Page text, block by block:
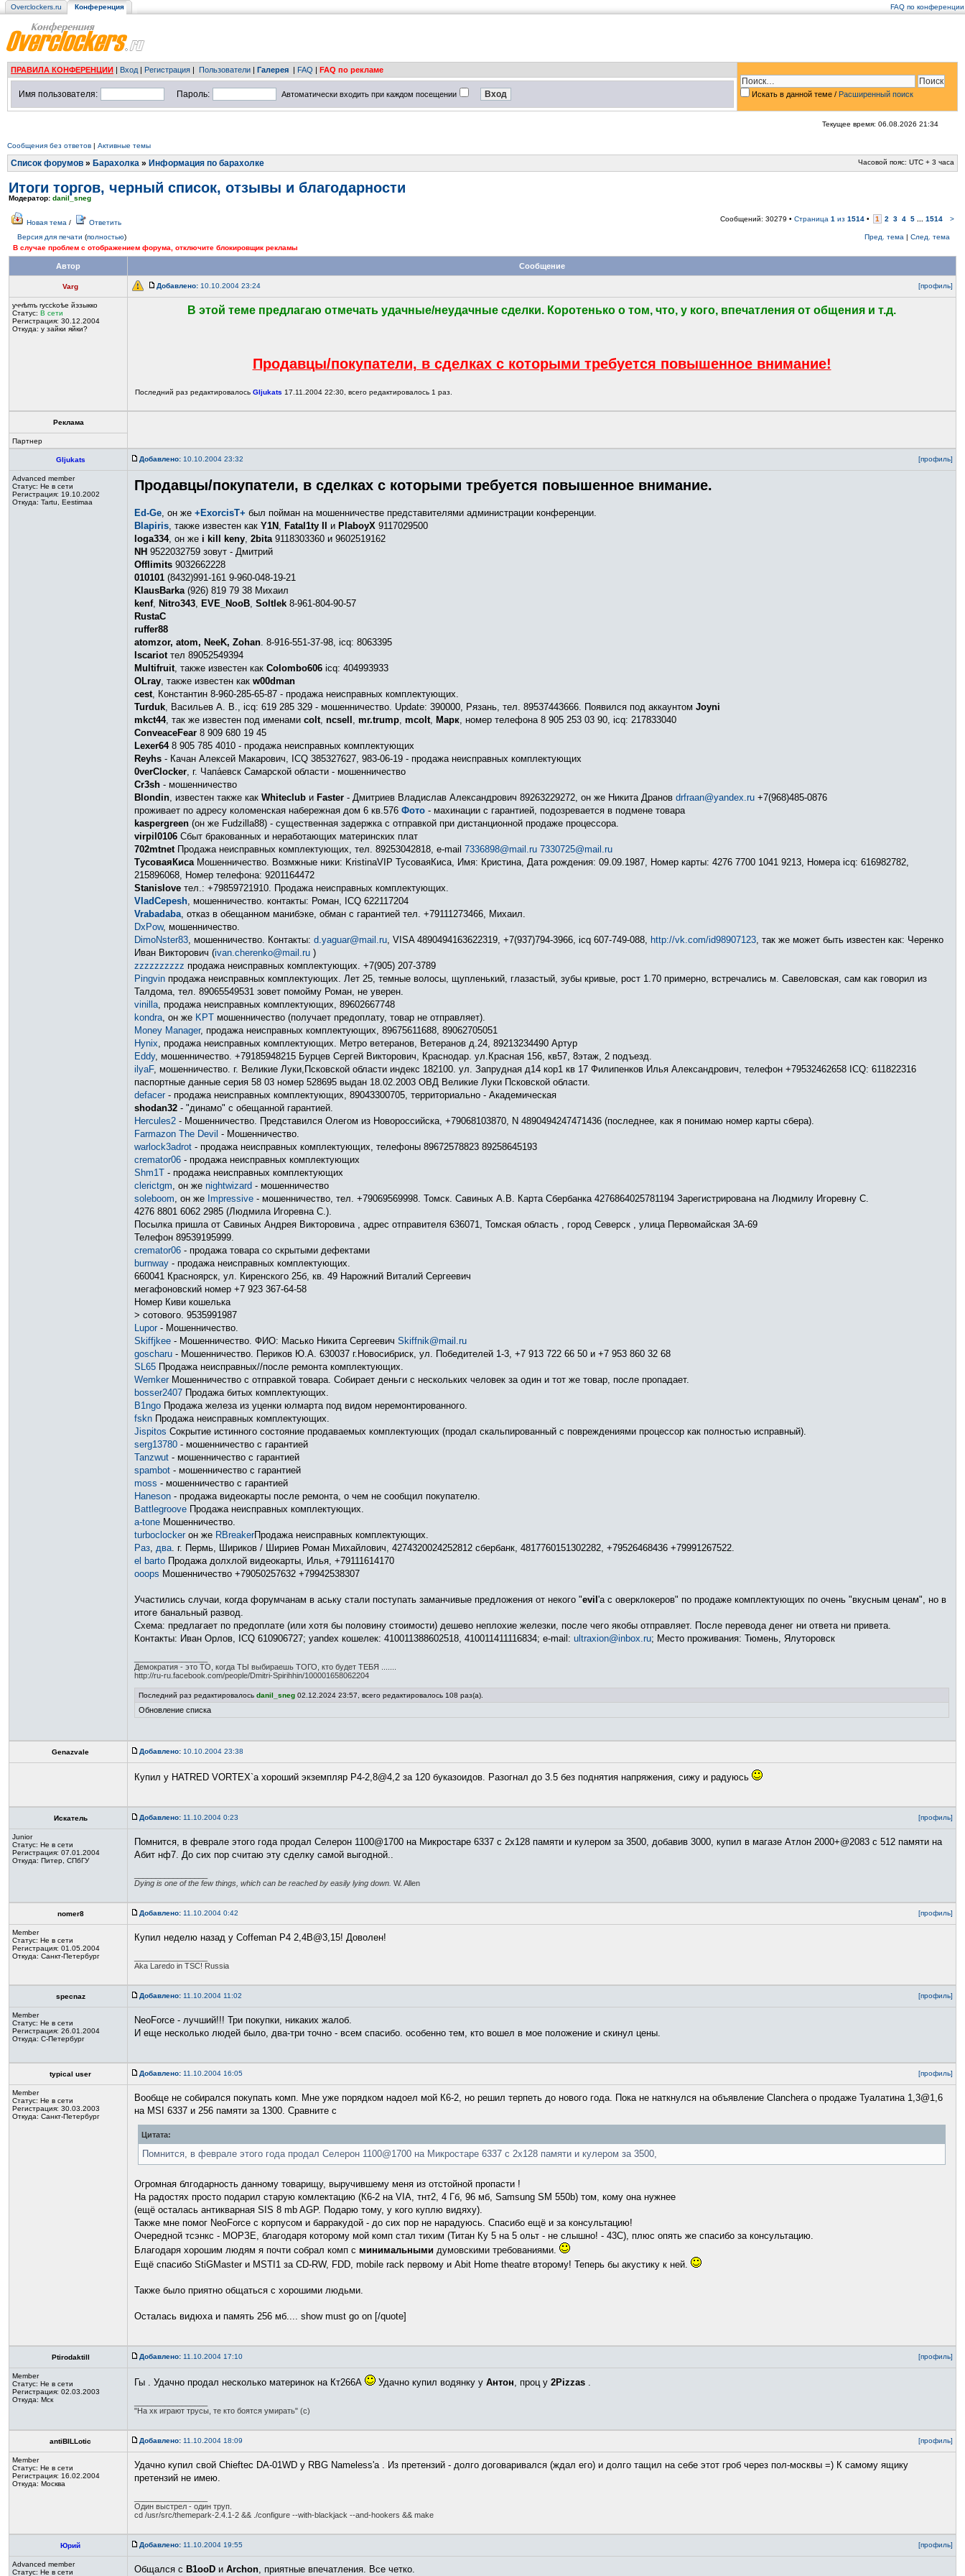
Overclockers.ru Конференция FAQ по конференции
ПРАВИЛА КОНФЕРЕНЦИИ | Вход | Регистрация | Пользователи | Галерея | FAQ | FAQ по рекламе
Искать в данной теме / Расширенный поиск
Имя пользователя: Пароль: Автоматически входить при каждом посещении
Текущее время: 06.08.2026 21:34
Сообщения без ответов | Активные темы
Список форумов » Барахолка » Информация по барахолке Часовой пояс: UTC + 3 часа
Итоги торгов, черный список, отзывы и благодарности
Модератор: danil_sneg
Новая тема / Ответить Сообщений: 30279 • Страница 1 из 1514 • 1 2 3 4 5 1514 >
Версия для печати (полностью) Пред. тема | След. тема
В случае проблем с отображением форума, отключите блокировщик рекламы
Автор Сообщение
Varg Добавлено: 10.10.2004 23:24 [профиль]
yччѣmъ rycckoѣе йэзыккo
Статус: В сети
Регистрация: 30.12.2004
Откуда: у зайки яйки?
В этой теме предлагаю отмечать удачные/неудачные сделки. Коротенько о том, что, у кого, впечатления от общения и т.д.
Продавцы/покупатели, в сделках с которыми требуется повышенное внимание!
Последний раз редактировалось Gljukats 17.11.2004 22:30, всего редактировалось 1 раз.
Реклама
Партнер
Gljukats Добавлено: 10.10.2004 23:32 [профиль]
Advanced member
Статус: Не в сети
Регистрация: 19.10.2002
Откуда: Tartu, Eestimaa
Продавцы/покупатели, в сделках с которыми требуется повышенное внимание.
Ed-Ge, он же +ExorcisT+ был пойман на мошенничестве представителями администрации конференции.
Blapiris, также известен как Y1N , Fatal1ty II и PlaboyX 9117029500
loga334, он же i kill keny, 2bita9118303360 и 9602519162
NH 9522032759 зовут - Дмитрий
Offlimits 9032662228
010101 (8432)991-161 9-960-048-19-21
KlausBarka(926) 819 79 38 Михаил
kenf, Nitro343, EVE_NooB, Soltlek 8-961-804-90-57
RustaC
ruffer88
atomzor, atom, NeeK, Zohan. 8-916-551-37-98, icq: 8063395
Iscariotтел 89052549394
Multifruit, также известен как Colombo606 icq: 404993933
OLray, также известен как w00dman
cest, Константин 8-960-285-65-87 - продажа неисправных комплектующих.
Turduk, Васильев А. В., icq: 619 285 329 - мошенничество. Update: 390000, Рязань, тел. 89537443666. Появился под аккаунтом Joyni
mkct44, так же известен под именами colt, ncsell , mr.trump, mcolt, Марк, номер телефона 8 905 253 03 90, icq: 217833040
ConveaceFear 8 909 680 19 45
Lexer648 905 785 4010 - продажа неисправных комплектующих
Reyhs - Качан Алексей Макарович, ICQ 385327627, 983-06-19 - продажа неисправных комплектующих
0verClocker, г. Чапа́евск Самарской области - мошенничество
Cr3sh - мошенничество
Blondin, известен также как Whiteclub и Faster - Дмитриев Владислав Александрович 89263229272, он же Никита Дранов drfraan@yandex.ru +7(968)485-0876
проживает по адресу коломенская набережная дом 6 кв.576 Фото - махинации с гарантией, подозревается в подмене товара
kaspergreen (он же Fudzilla88) - существенная задержка с отправкой при дистанционной продаже процессора.
virpil0106 Сбыт бракованных и неработающих материнских плат
702mtnetПродажа неисправных комплектующих, тел. 89253042818, e-mail 7336898@mail.ru 7330725@mail.ru
ТусоваяКисаМошенничество. Возмжные ники: KristinaVIP ТусоваяКиса, Имя: Кристина, Дата рождения: 09.09.1987, Номер карты: 4276 7700 1041 9213, Номера icq: 616982782,
215896068, Номер телефона: 9201164472
Stanislove тел.: +79859721910. Продажа неисправных комплектующих.
VladCepesh, мошенничество. контакты: Роман, ICQ 622117204
Vrabadaba, отказ в обещанном манибэке, обман с гарантией тел. +79111273466, Михаил.
DxPow, мошенничество.
DimoNster83, мошенничество. Контакты: d.yaguar@mail.ru, VISA 4890494163622319, +7(937)794-3966, icq 607-749-088, http://vk.com/id98907123, так же может быть известен как: Черенко
Иван Викторович (ivan.cherenko@mail.ru )
zzzzzzzzzz продажа неисправных комплектующих. +7(905) 207-3789
Pingvin продажа неисправных комплектующих. Лет 25, темные волосы, щупленький, глазастый, зубы кривые, рост 1.70 примерно, встречались м. Савеловская, сам как говорил из
Талдома, тел. 89065549531 зовет помойму Роман, не уверен.
vinilla, продажа неисправных комплектующих, 89602667748
kondra, он же KPT мошенничество (получает предоплату, товар не отправляет).
Money Manager, продажа неисправных комплектующих, 89675611688, 89062705051
Hynix, продажа неисправных комплектующих. Метро ветеранов, Ветеранов д.24, 89213234490 Артур
Eddy, мошенничество. +79185948215 Бурцев Сергей Викторович, Краснодар. ул.Красная 156, кв57, 8этаж, 2 подъезд.
ilyaF, мошенничество. г. Великие Луки,Псковской области индекс 182100. ул. Запрудная д14 кор1 кв 17 Филипенков Илья Александрович, телефон +79532462658 ICQ: 611822316
паспортные данные серия 58 03 номер 528695 выдан 18.02.2003 ОВД Великие Луки Псковской области.
defacer - продажа неисправных комплектующих, 89043300705, территориально - Академическая
shodan32 - "динамо" с обещанной гарантией.
Hercules2 - Мошенничество. Представился Олегом из Новороссийска, +79068103870, N 4890494247471436 (последнее, как я понимаю номер карты сбера).
Farmazon The Devil - Мошенничество.
warlock3adrot - продажа неисправных комплектующих, телефоны 89672578823 89258645193
cremator06 - продажа неисправных комплектующих
Shm1T - продажа неисправных комплектующих
clerictgm, он же nightwizard - мошенничество
soleboom, он же Impressive - мошенничество, тел. +79069569998. Томск. Савиных А.В. Карта Сбербанка 4276864025781194 Зарегистрирована на Людмилу Игоревну С.
4276 8801 6062 2985 (Людмила Игоревна С.).
Посылка пришла от Савиных Андрея Викторовича , адрес отправителя 636071, Томская область , город Северск , улица Первомайская 3А-69
Телефон 89539195999.
cremator06 - продажа товара со скрытыми дефектами
burnway - продажа неисправных комплектующих.
660041 Красноярск, ул. Киренского 25б, кв. 49 Нарожний Виталий Сергеевич
мегафоновский номер +7 923 367-64-58
Номер Киви кошелька
> сотового. 9535991987
Lupor - Мошенничество.
Skiffjkee - Мошенничество. ФИО: Масько Никита Сергеевич Skiffnik@mail.ru
goscharu - Мошенничество. Периков Ю.А. 630037 г.Новосибриск, ул. Победителей 1-3, +7 913 722 66 50 и +7 953 860 32 68
SL65 Продажа неисправных//после ремонта комплектующих.
Wemker Мошенничество с отправкой товара. Собирает деньги с нескольких человек за один и тот же товар, после пропадает.
bosser2407 Продажа битых комплектующих.
B1ngo Продажа железа из уценки юлмарта под видом неремонтированного.
fskn Продажа неисправных комплектующих.
Jispitos Сокрытие истинного состояние продаваемых комплектующих (продал скальпированный с повреждениями процессор как полностью исправный).
serg13780 - мошенничество с гарантией
Tanzwut - мошенничество с гарантией
spambot - мошенничество с гарантией
moss - мошенничество с гарантией
Haneson - продажа видеокарты после ремонта, о чем не сообщил покупателю.
Battlegroove Продажа неисправных комплектующих.
a-tone Мошенничество.
turboclocker он же RBreakerПродажа неисправных комплектующих.
Раз, два. г. Пермь, Шириков / Шириев Роман Михайлович, 4274320024252812 сбербанк, 4817760151302282, +79526468436 +79991267522.
el barto Продажа долхлой видеокарты, Илья, +79111614170
ooops Мошенничество +79050257632 +79942538307
Участились случаи, когда форумчанам в аську стали поступать заманчивые предложения от некого "evil 'a с оверклокеров" по продаже комплектующих по очень "вкусным ценам", но в
итоге банальный развод.
Схема: предлагает по предоплате (или хотя бы половину стоимости) дешево неплохие железки, после чего якобы отправляет. После перевода денег ни ответа ни привета.
Контакты: Иван Орлов, ICQ 610906727; yandex кошелек: 410011388602518, 410011411116834; e-mail: ultraxion@inbox.ru; Место проживания: Тюмень, Ялуторовск
Демократия - это ТО, когда ТЫ выбираешь ТОГО, кто будет ТЕБЯ .......
http://ru-ru.facebook.com/people/Dmitri-Spirihhin/100001658062204
Последний раз редактировалось danil_sneg 02.12.2024 23:57, всего редактировалось 108 раз(а).
Обновление списка
Genazvale Добавлено: 10.10.2004 23:38
Купил у HATRED VORTEX`a хороший экземпляр Р4-2,8@4,2 за 120 буказоидов. Разогнал до 3.5 без поднятия напряжения, сижу и радуюсь
Искатель Добавлено: 11.10.2004 0:23 [профиль]
Junior
Статус: Не в сети
Регистрация: 07.01.2004
Откуда: Питер, СПбГУ
Помнится, в феврале этого года продал Селерон 1100@1700 на Микростаре 6337 с 2х128 памяти и кулером за 3500, добавив 3000, купил в магазе Атлон 2000+@2083 с 512 памяти на
Абит нф7. До сих пор считаю эту сделку самой выгодной..
Dying is one of the few things, which can be reached by easily lying down. W. Allen
nomer8 Добавлено: 11.10.2004 0:42 [профиль]
Member
Статус: Не в сети
Регистрация: 01.05.2004
Откуда: Санкт-Петербург
Купил неделю назад у Coffeman P4 2,4B@3,15! Доволен!
Aka Laredo in TSC! Russia
specnaz Добавлено: 11.10.2004 11:02 [профиль]
Member
Статус: Не в сети
Регистрация: 26.01.2004
Откуда: С-Петербург
NeoForce - лучший!!! Три покупки, никаких жалоб.
И еще несколько людей было, два-три точно - всем спасибо. особенно тем, кто вошел в мое положение и скинул цены.
typical user Добавлено: 11.10.2004 16:05 [профиль]
Member
Статус: Не в сети
Регистрация: 30.03.2003
Откуда: Санкт-Петербург
Вообще не собирался покупать комп. Мне уже порядком надоел мой К6-2, но решил терпеть до нового года. Пока не наткнулся на объявление Clanchera о продаже Туалатина 1,3@1,6
на MSI 6337 и 256 памяти за 1300. Сравните с
Цитата:
Помнится, в феврале этого года продал Селерон 1100@1700 на Микростаре 6337 с 2х128 памяти и кулером за 3500,
Огромная блгодарность данному товарищу, выручившему меня из отстойной пропасти !
На радостях просто подарил старую комлектацию (К6-2 на VIA, тнт2, 4 Гб, 96 мб, Samsung SM 550b) том, кому она нужнее
(ещё осталась антикварная SIS 8 mb AGP. Подарю тому, у кого куплю видяху).
Также мне помог NeoForce с корпусом и барракудой - до сих пор не нарадуюсь. Спасибо ещё и за консультацию!
Очередной тсэнкс - МОРЗЕ, благодаря которому мой комп стал тихим (Титан Ку 5 на 5 ольт - не слышно! - 43С), плюс опять же спасибо за консультацию.
Благодаря хорошим людям я почти собрал комп с минимальными думовскими требованиями.
Ещё спасибо StiGMaster и MSTI1 за CD-RW, FDD, mobile rack первому и Abit Home theatre второму! Теперь бы акустику к ней.
Также было приятно общаться с хорошими людьми.
Осталась видюха и память 256 мб.... show must go on [/quote]
Ptirodaktill Добавлено: 11.10.2004 17:10 [профиль]
Member
Статус: Не в сети
Регистрация: 02.03.2003
Откуда: Мск
Гы . Удачно продал несколько материнок на Кт266А Удачно купил водянку у Антон, проц у 2Pizzas .
"На хк играют трусы, те кто боятся умирать" (с)
antiBILLotic Добавлено: 11.10.2004 18:09 [профиль]
Member
Статус: Не в сети
Регистрация: 16.02.2004
Откуда: Москва
Удачно купил свой Chieftec DA-01WD у RBG Nameless'а . Из претензий - долго договаривался (ждал его) и долго тащил на себе этот гроб через пол-москвы =) К самому ящику
претензий не имею.
Один выстрел - один труп.
cd /usr/src/themepark-2.4.1-2 && ./configure --with-blackjack --and-hookers && make
Юрий Добавлено: 11.10.2004 19:55 [профиль]
Advanced member
Статус: Не в сети Общался с B1ooD и Archon, приятные впечатления. Все четко.